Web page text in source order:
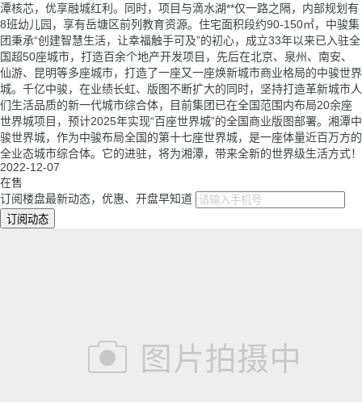
潭核芯，优享融城红利。同时，项目与滴水湖**仅一路之隔，内部规划有
8班幼儿园，享有岳塘区前列教育资源。住宅面积段约90-150㎡，中骏集
团秉承“创建智慧生活，让幸福触手可及”的初心，成立33年以来已入驻全
国超50座城市，打造百余个地产开发项目，先后在北京、泉州、南安、
仙游、昆明等多座城市，打造了一座又一座焕新城市商业格局的中骏世界
城。千亿中骏，在业绩长虹、版图不断扩大的同时，坚持打造革新城市人
们生活品质的新一代城市综合体，目前集团已在全国范围内布局20余座
世界城项目，预计2025年实现“百座世界城”的全国商业版图部署。湘潭中
骏世界城，作为中骏布局全国的第十七座世界城，是一座体量近百万方的
全业态城市综合体。它的进驻，将为湘潭，带来全新的世界级生活方式！
2022-12-07
在售
订阅楼盘最新动态，优惠、开盘早知道
订阅动态